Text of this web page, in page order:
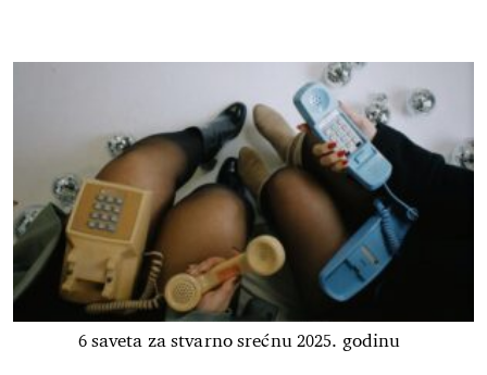
6 saveta za stvarno srećnu 2025. godinu